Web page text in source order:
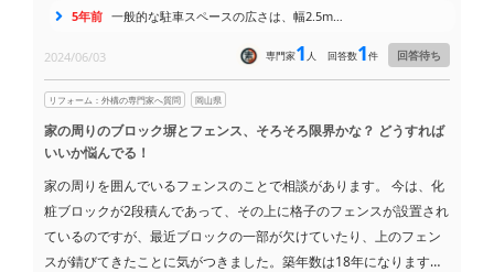
るのでしょうか？具体的な数字で教えていただけると嬉しいです。
5年前 一般的な駐車スペースの広さは、幅2.5m…
2024/06/03 回答待ち
回答数1件
専門家1 人
リフォーム：外構の専門家へ質問 岡山県
家の周りのブロック塀とフェンス、そろそろ限界かな？ どうすれば
いいか悩んでる！
家の周りを囲んでいるフェンスのことで相談があります。 今は、化
粧ブロックが2段積んであって、その上に格子のフェンスが設置され
ているのですが、最近ブロックの一部が欠けていたり、上のフェン
スが錆びてきたことに気がつきました。築年数は18年になります。